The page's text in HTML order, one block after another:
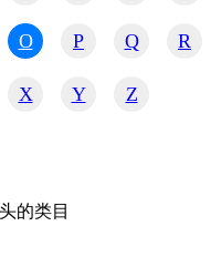
O P Q R
X Y Z
的类目